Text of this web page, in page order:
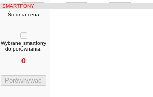
SMARTFONY
Średnia cena
Wybrane smartfony
do porównania:
0
Porównywać